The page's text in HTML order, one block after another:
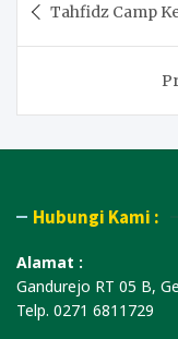
navigation
Tahfidz Camp
Hubungi Kami :
Alamat :
Gandurejo RT 05 B,
Telp. 0271 6811729